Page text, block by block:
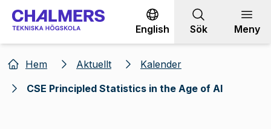
Gå till innehållet
English Sök Meny
Hem Aktuellt
Kalender
CSE Principled Statistics in the Age of AI